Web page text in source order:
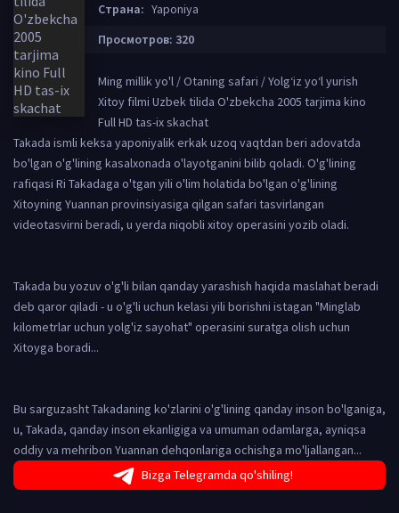
Страна: Yaponiya
Просмотров: 320
Ming millik yo'l / Otaning safari / Yolg‘iz yo‘l yurish
Xitoy filmi Uzbek tilida O'zbekcha 2005 tarjima kino
Full HD tas-ix skachat
Takada ismli keksa yaponiyalik erkak uzoq vaqtdan beri adovatda
bo'lgan o'g'lining kasalxonada o'layotganini bilib qoladi. O'g'lining
rafiqasi Ri Takadaga o'tgan yili o'lim holatida bo'lgan o'g'lining
Xitoyning Yuannan provinsiyasiga qilgan safari tasvirlangan
videotasvirni beradi, u yerda niqobli xitoy operasini yozib oladi.
Takada bu yozuv o'g'li bilan qanday yarashish haqida maslahat beradi
deb qaror qiladi - u o'g'li uchun kelasi yili borishni istagan "Minglab
kilometrlar uchun yolg'iz sayohat" operasini suratga olish uchun
Xitoyga boradi...
Bu sarguzasht Takadaning ko'zlarini o'g'lining qanday inson bo'lganiga,
u, Takada, qanday inson ekanligiga va umuman odamlarga, ayniqsa
oddiy va mehribon Yuannan dehqonlariga ochishga mo'ljallangan...
Bizga Telegramda qo'shiling!